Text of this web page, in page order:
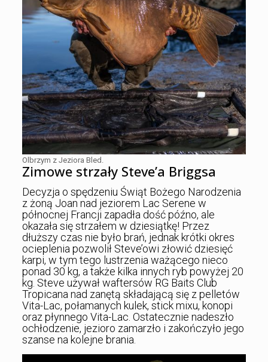
Olbrzym z Jeziora Bled.
Zimowe strzały Steve’a Briggsa
Decyzja o spędzeniu Świąt Bożego Narodzenia
z żoną Joan nad jeziorem Lac Serene w
północnej Francji zapadła dość późno, ale
okazała się strzałem w dziesiątkę! Przez
dłuższy czas nie było brań, jednak krótki okres
ocieplenia pozwolił Steve’owi złowić dziesięć
karpi, w tym tego lustrzenia ważącego nieco
ponad 30 kg, a także kilka innych ryb powyżej 20
kg. Steve używał waftersów RG Baits Club
Tropicana nad zanętą składającą się z pelletów
Vita-Lac, połamanych kulek, stick mixu, konopi
oraz płynnego Vita-Lac. Ostatecznie nadeszło
ochłodzenie, jezioro zamarzło i zakończyło jego
szanse na kolejne brania.